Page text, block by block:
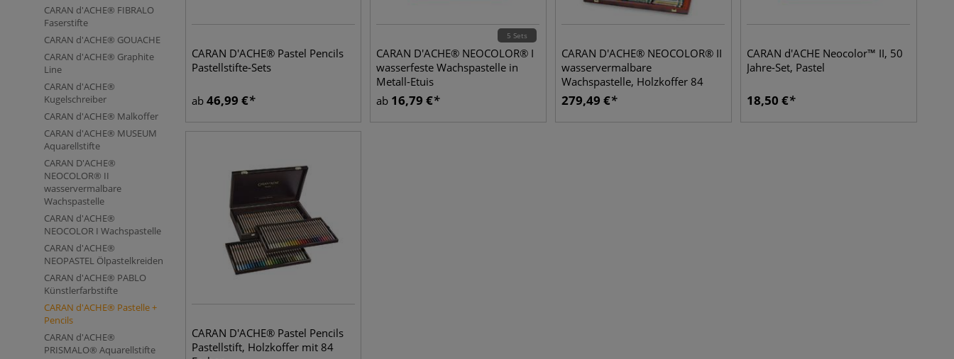
CARAN d'ACHE® FIBRALO
Faserstifte
CARAN d'ACHE® GOUACHE
CARAN d'ACHE® Graphite
Line
CARAN d'ACHE®
Kugelschreiber
CARAN d'ACHE® Malkoffer
CARAN d'ACHE® MUSEUM
Aquarellstifte
CARAN D'ACHE®
NEOCOLOR® II
wasservermalbare
Wachspastelle
CARAN d'ACHE®
NEOCOLOR I Wachspastelle
CARAN d'ACHE®
NEOPASTEL Ölpastelkreiden
CARAN d'ACHE® PABLO
Künstlerfarbstifte
CARAN d'ACHE® Pastelle +
Pencils
CARAN d'ACHE®
PRISMALO® Aquarellstifte
CARAN D'ACHE® Pastel Pencils
Pastellstifte-Sets
ab 46,99 €
5 Sets
CARAN D'ACHE® NEOCOLOR® I
wasserfeste Wachspastelle in
Metall-Etuis
ab 16,79 €
CARAN D'ACHE® NEOCOLOR® II
wasservermalbare
Wachspastelle, Holzkoffer 84
Pastelle
279,49 €
CARAN d'ACHE Neocolor™ II, 50
Jahre-Set, Pastel
18,50 €
CARAN D'ACHE® Pastel Pencils
Pastellstift, Holzkoffer mit 84